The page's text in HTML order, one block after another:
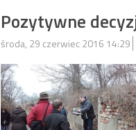
Pozytywne
środa, 29 czerwiec 2016 14:29